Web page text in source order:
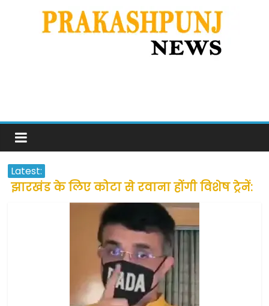
Latest:
झारखंड के लिए कोटा से रवाना होंगी विशेष ट्रेनें:
सीएम हेमंत सोरेन
उत्तराखंड के अन्य राज्यों में फंसे लोगों की जल्द
प्रवासियों व मजदूरों को दी गई छूट के बाद लोगो
ने कराया पंजीयन: राजस्थान सरकार
शराब और पान की दुकानों को ग्रीन जोन में